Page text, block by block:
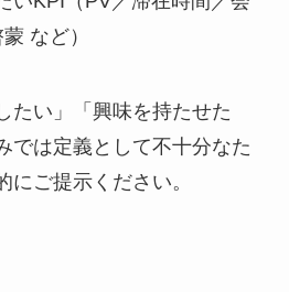
など）
たい」「興味を持たせた
では定義として不十分なた
ご提示ください。